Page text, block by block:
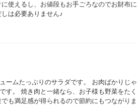
使えるし、お値段もお手ごろなのでお財布に
は必要ありません♪
ームたっぷりのサラダです。 お肉ばかりじゃ
す。 焼き肉と一緒なら、お子様も野菜をたく
も満足感が得られるので節約にもつながりま